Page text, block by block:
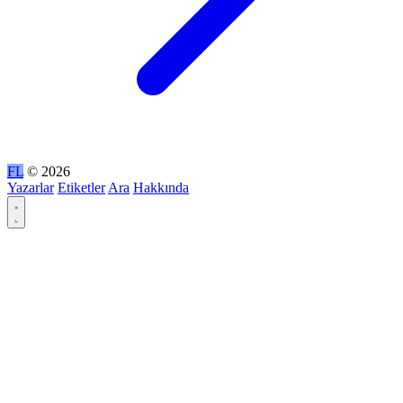
FL © 2026
Yazarlar Etiketler Ara Hakkında